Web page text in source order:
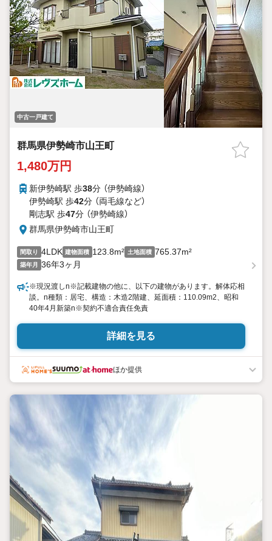
中古一戸建て
群馬県伊勢崎市山王町
1,480万円
新伊勢崎駅 歩38分 （伊勢崎線）
伊勢崎駅 歩42分 （両毛線など）
剛志駅 歩47分 （伊勢崎線）
群馬県伊勢崎市山王町
間取り 4LDK 建物面積 123.8m² 土地面積 765.37m²
築年月 36年3ヶ月
※現況渡しn※記載建物の他に、以下の建物があります。解体応相
談。n種類：居宅、構造：木造2階建、延面積：110.09m2、昭和
40年4月新築n※契約不適合責任免責
詳細を見る
ほか提供